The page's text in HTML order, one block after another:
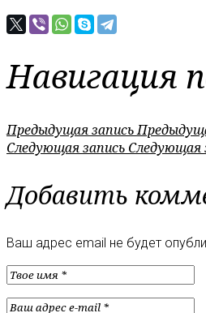
Навигация
Предыдущая запись
Следующая запись Следующая
Добавить
Ваш адрес email не будет